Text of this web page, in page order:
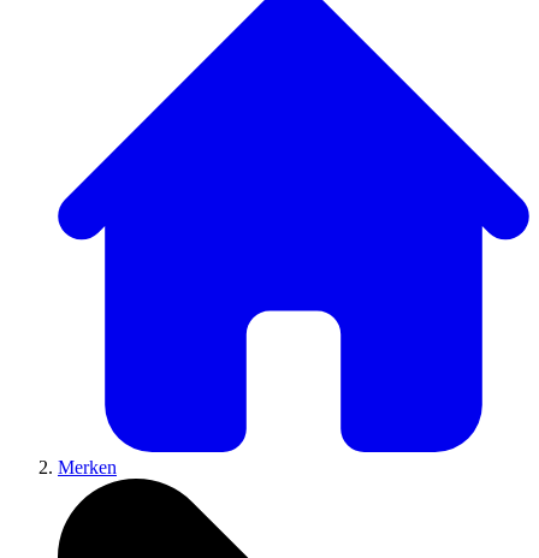
Merken